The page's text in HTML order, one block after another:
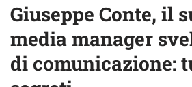
Giuseppe Conte, il
media manager
di comunicazione: